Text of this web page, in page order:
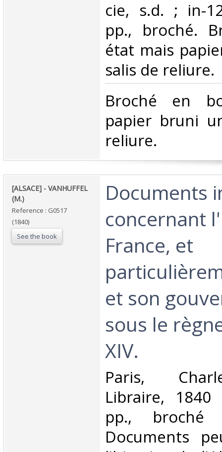
cie, s.d. ; in-
pp., broché.
état mais
salis de reliure.‎
‎Broché en
papier bruni
reliure.‎
‎[ALSACE] - VANHUFFEL
(M.)‎
Reference : G0517
(1840)
See the book
‎Documents
concernant
France, et
et son
sous le
XIV. ‎
‎Paris,
Libraire,
pp., broché
Documents